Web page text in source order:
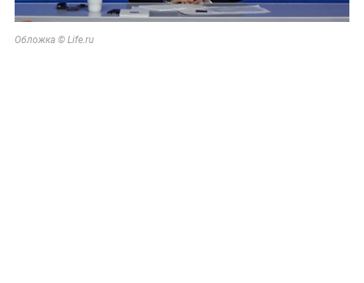
Обложка © Life.ru